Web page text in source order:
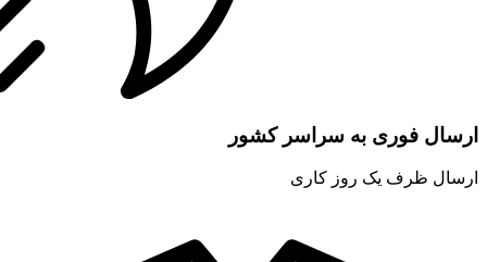
ارسال فوری به سراسر کشور
ارسال ظرف یک روز کاری